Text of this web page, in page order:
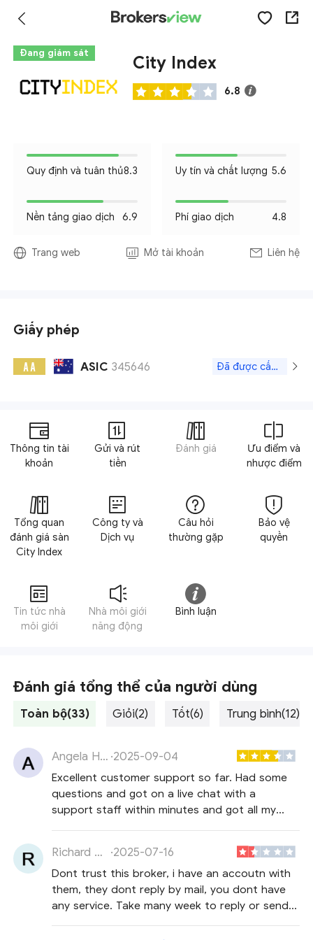
Đang giám sát City Index
6.8
Quy định và tuân thủ8.3 Uy tín và chất lượng 5.6
Nền tảng giao dịch 6.9 Phí giao dịch 4.8
Trang web Mở tài khoản Liên hệ
Giấy phép
A A ASIC 345646 Đã được cấp phép
Thông tin tài
khoản
Gửi và rút
tiền
Đánh giá
Ưu điểm và
nhược điểm
Tổng quan
đánh giá sàn
City Index
Công ty và
Dịch vụ
Câu hỏi
thường gặp
Bảo vệ
quyền
Tin tức nhà
môi giới
Nhà môi giới
năng động
Bình luận
Đánh giá tổng thể của người dùng
Toàn bộ(33) Giỏi(2) Tốt(6) Trung bình(12)
Angela Heberle ·2025-09-04
Excellent customer support so far. Had some
questions and got on a live chat with a
support staff within minutes and got all my
Richard Conlan ·2025-07-16
Dont trust this broker, i have an accoutn with
them, they dont reply by mail, you dont have
any service. Take many week to reply or send
of 100.- and after two week they didnt pay but